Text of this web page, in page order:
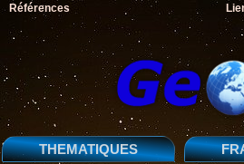
Références
THEMATIQUES